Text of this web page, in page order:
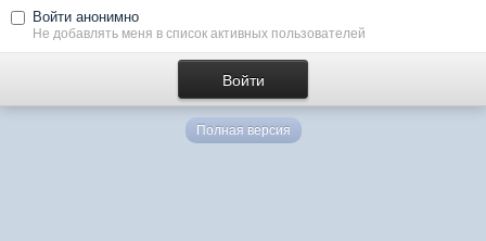
Войти анонимно
Не добавлять меня в список активных пользователей
Полная версия